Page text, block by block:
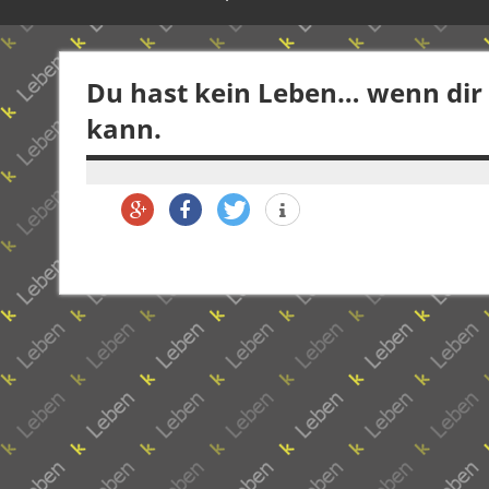
Du hast kein Leben… wenn
kann.